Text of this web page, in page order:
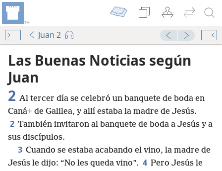
Juan 2
Las Buenas Noticias según
Juan
2 Al tercer día se celebró un banquete de boda en
Caná+de Galilea, y allí estaba la madre de Jesús.
2 También invitaron al banquete de boda a Jesús y a
sus discípulos.
3 Cuando se estaba acabando el vino, la madre de